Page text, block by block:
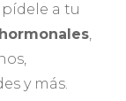
a tu
,
y más.